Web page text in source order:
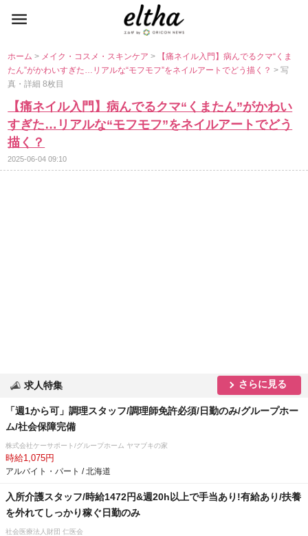
ホーム> メイク・コスメ・スキンケア>
【痛ネイル入門】病んでるクマ“くま
たん”がかわいすぎた…リアルな“モフモフ”をネイルアートでどう描く？> 写
真・詳細 8枚目
【痛ネイル入門】病んでるクマ“くまたん”がかわい
すぎた…リアルな“モフモフ”をネイルアートでどう
描く？
2025-06-04 09:10
求人特集 さらに見る
「週1から可」調理スタッフ/調理師免許必須/日勤のみ/グループホー
ム/社会保障完備
株式会社ケーサポート/グループホーム ヤマブキの家
時給1,075円
アルバイト・パート / 北海道
入所介護スタッフ/時給1472円&週20h以上で手当あり!有給あり/扶養
を外れてしっかり稼ぐ日勤のみ
社会医療法人財団 仁医会